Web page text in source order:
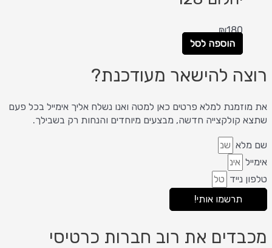
הוספה לסל
להישאר מעודכנת?
למלא פרטים כאן למטה ואנו נשלח אליך אימייל בכל פעם
קולקצייה חדשה, מבצעים מיוחדים והנחות רק בשבילך.
נייד
תרשמו אותי!
את רוב חברות כרטיסי